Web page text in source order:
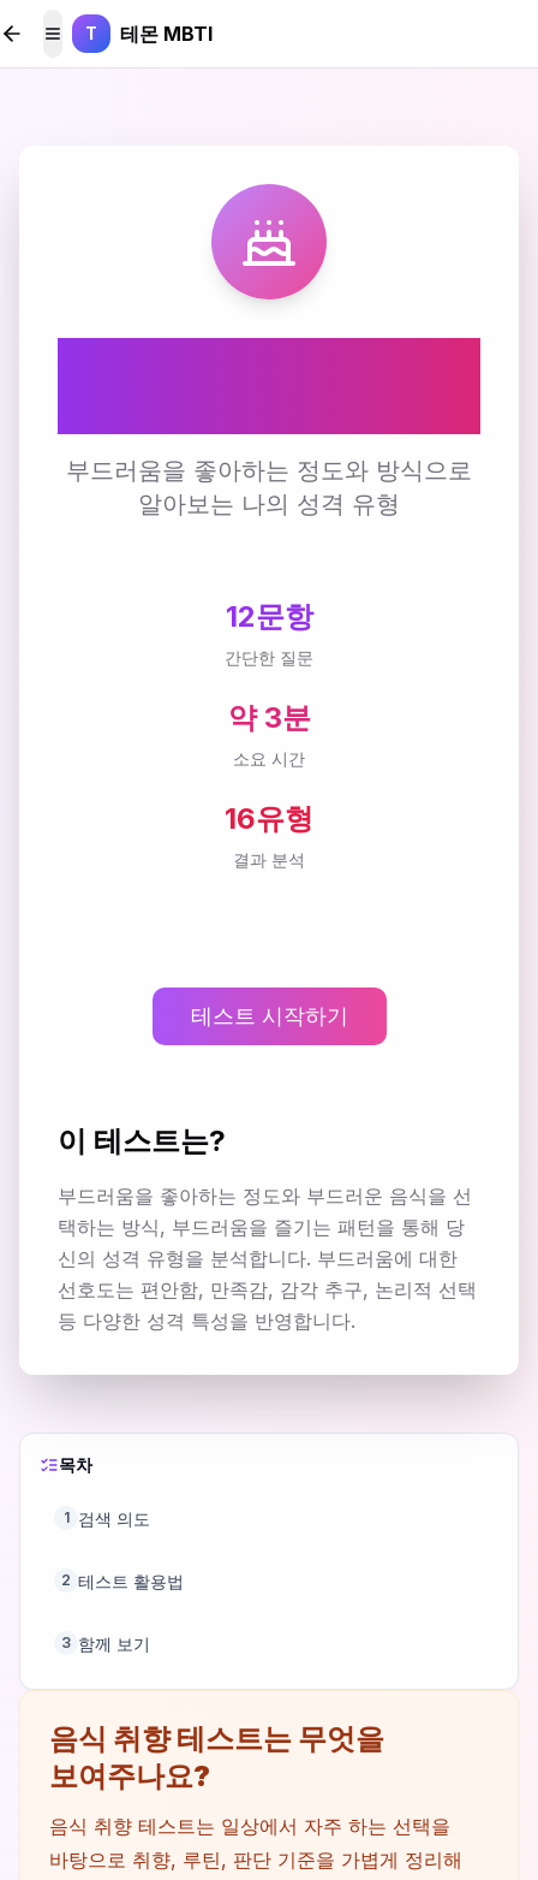
본문 바로가기
메뉴 토글
T 테몬 MBTI
부드러움을 좋아하는 정도와 방식으로
알아보는 나의 성격 유형
12문항
간단한 질문
약 3분
소요 시간
16유형
결과 분석
테스트 시작하기
이 테스트는?
부드러움을 좋아하는 정도와 부드러운 음식을 선
택하는 방식, 부드러움을 즐기는 패턴을 통해 당
신의 성격 유형을 분석합니다. 부드러움에 대한
선호도는 편안함, 만족감, 감각 추구, 논리적 선택
등 다양한 성격 특성을 반영합니다.
목차
1 검색 의도
2 테스트 활용법
3 함께 보기
음식 취향 테스트는 무엇을
보여주나요?
음식 취향 테스트는 일상에서 자주 하는 선택을
바탕으로 취향, 루틴, 판단 기준을 가볍게 정리해